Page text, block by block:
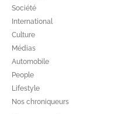
Société
International
Culture
Médias
Automobile
People
Lifestyle
Nos chroniqueurs